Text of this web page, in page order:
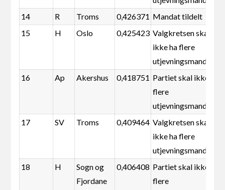
14
R Troms 0,426371 Mandat tildelt
15
H Oslo 0,425423 Valgkretsen skal
ikke ha flere
utjevningsmandater
16
Ap Akershus 0,418751 Partiet skal ikke ha
flere
utjevningsmandater
17
SV Troms 0,409464 Valgkretsen skal
ikke ha flere
utjevningsmandater
18
H
Sogn og
Fjordane
0,406408 Partiet skal ikke ha
flere